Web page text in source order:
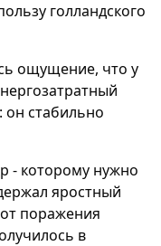
голландского
ощущение, что у
он стабильно
- которому нужно
яростный
поражения
в